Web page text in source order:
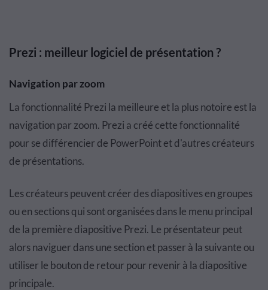
Prezi : meilleur logiciel de présentation ?
Navigation par zoom
La fonctionnalité Prezi la meilleure et la plus notoire est la
navigation par zoom. Prezi a créé cette fonctionnalité
pour se différencier de PowerPoint et d'autres créateurs
de présentations.
Les créateurs peuvent créer des diapositives en groupes
ou en sections qui sont organisées dans le menu principal
de la première diapositive Prezi. Le présentateur peut
alors naviguer dans une section et passer à la suivante ou
utiliser le bouton de retour pour revenir à la diapositive
principale.